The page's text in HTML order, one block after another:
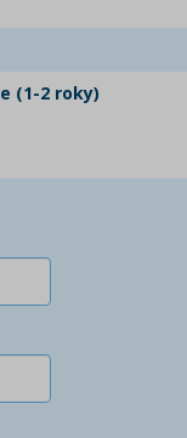
(1-2 roky)